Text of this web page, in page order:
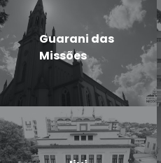
Guarani das
Missões